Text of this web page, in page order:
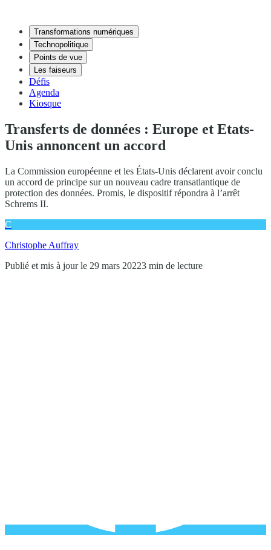
Transformations numériques
Technopolitique
Points de vue
Les faiseurs
Défis
Agenda
Kiosque
Transferts de données : Europe et Etats-
Unis annoncent un accord
La Commission européenne et les États-Unis déclarent avoir conclu
un accord de principe sur un nouveau cadre transatlantique de
protection des données. Promis, le dispositif répondra à l’arrêt
Schrems II.
C
Christophe Auffray
Publié et mis à jour le 29 mars 20223 min de lecture